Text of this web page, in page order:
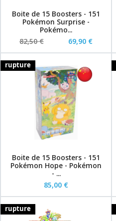
Boite de 15 Boosters - 151
Pokémon Surprise -
Pokémo...
82,50 €
69,90 €
rupture
Boite de 15 Boosters - 151
Pokémon Hope - Pokémon
- ...
85,00 €
rupture